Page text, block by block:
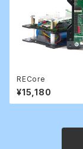
RECore
¥15,180